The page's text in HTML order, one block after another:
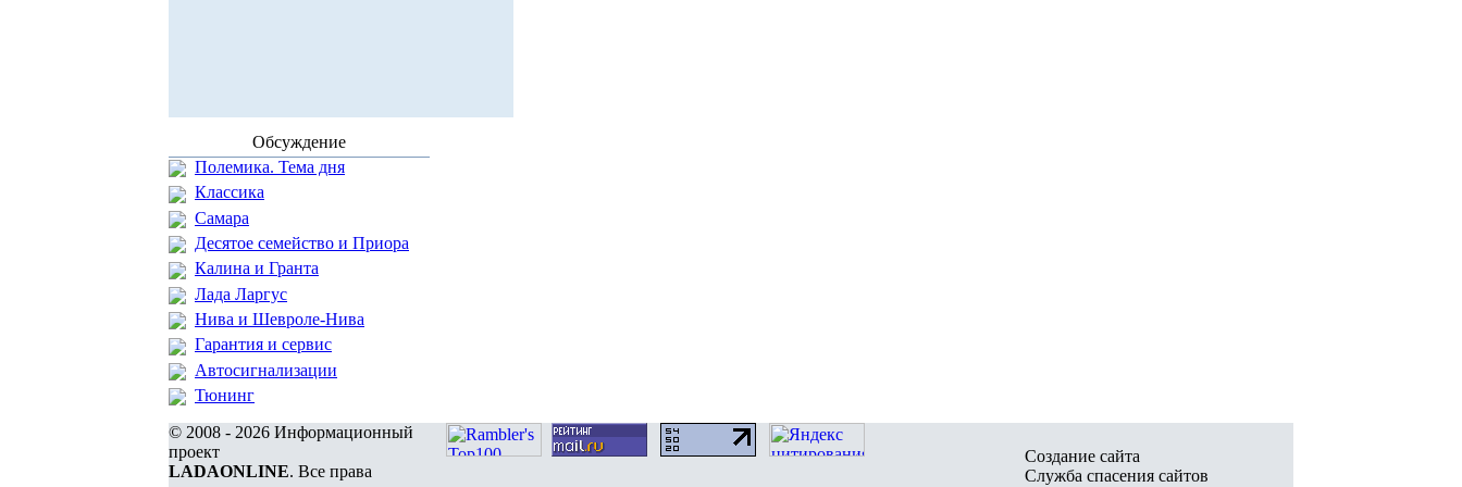
Обсуждение
Полемика. Тема дня
Классика
Самара
Десятое семейство и Приора
Калина и Гранта
Лада Ларгус
Нива и Шевроле-Нива
Гарантия и сервис
Автосигнализации
Тюнинг
© 2008 - 2026 Информационный
проект
LADAONLINE. Все права
Создание сайта
Служба спасения сайтов